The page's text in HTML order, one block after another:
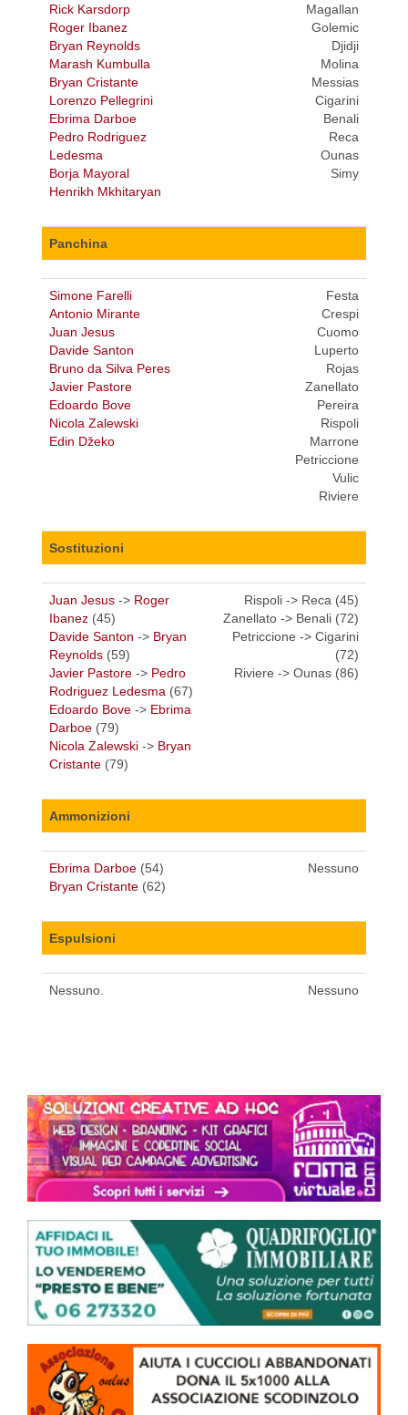
Rick Karsdorp
Roger Ibanez
Bryan Reynolds
Marash Kumbulla
Bryan Cristante
Lorenzo Pellegrini
Ebrima Darboe
Pedro Rodriguez
Ledesma
Borja Mayoral
Henrikh Mkhitaryan
Magallan
Golemic
Djidji
Molina
Messias
Cigarini
Benali
Reca
Ounas
Simy
Panchina
Simone Farelli
Antonio Mirante
Juan Jesus
Davide Santon
Bruno da Silva Peres
Javier Pastore
Edoardo Bove
Nicola Zalewski
Edin Džeko
Festa
Crespi
Cuomo
Luperto
Rojas
Zanellato
Pereira
Rispoli
Marrone
Petriccione
Vulic
Riviere
Sostituzioni
Juan Jesus -> Roger
Ibanez (45)
Davide Santon -> Bryan
Reynolds (59)
Javier Pastore -> Pedro
Rodriguez Ledesma (67)
Edoardo Bove -> Ebrima
Darboe (79)
Nicola Zalewski -> Bryan
Cristante (79)
Rispoli -> Reca (45)
Zanellato -> Benali (72)
Petriccione -> Cigarini
(72)
Riviere -> Ounas (86)
Ammonizioni
Ebrima Darboe (54)
Bryan Cristante (62)
Nessuno
Espulsioni
Nessuno. Nessuno